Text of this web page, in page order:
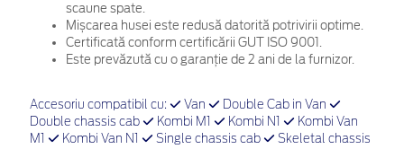
scaune spate.
Mișcarea husei este redusă datorită potrivirii optime.
Certificată conform certificării GUT ISO 9001.
Este prevăzută cu o garanție de 2 ani de la furnizor.
Accesoriu compatibil cu: Van
Double Cab in Van
Double chassis cab
Kombi M1 Kombi N1
Kombi Van
M1
Kombi Van N1 Single chassis cab
Skeletal chassis